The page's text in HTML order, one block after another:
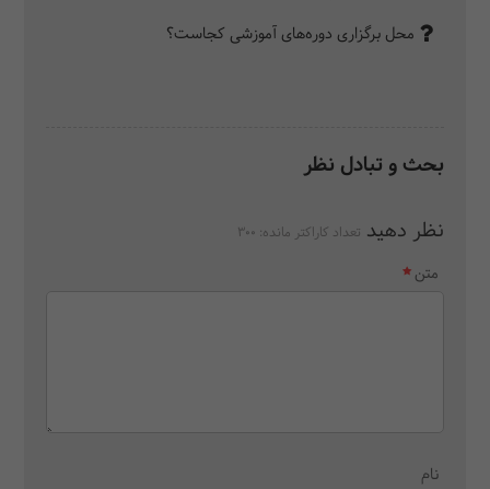
محل برگزاری دوره‌های آموزشی کجاست؟
بحث و تبادل نظر
نظر دهید تعداد کاراکتر مانده: 300
متن
نام